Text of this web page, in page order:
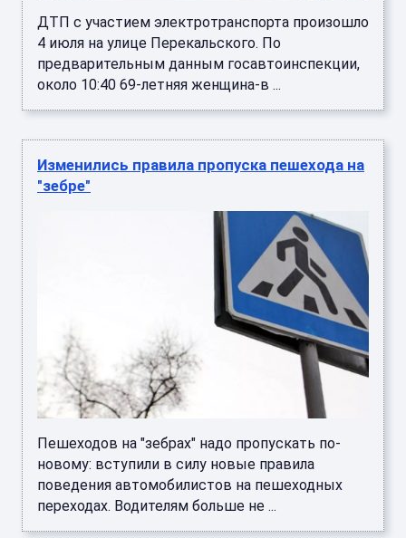
ДТП с участием электротранспорта произошло
4 июля на улице Перекальского. По
предварительным данным госавтоинспекции,
около 10:40 69-летняя женщина-в ...
Изменились правила пропуска пешехода на
"зебре"
Пешеходов на "зебрах" надо пропускать по-
новому: вступили в силу новые правила
поведения автомобилистов на пешеходных
переходах. Водителям больше не ...